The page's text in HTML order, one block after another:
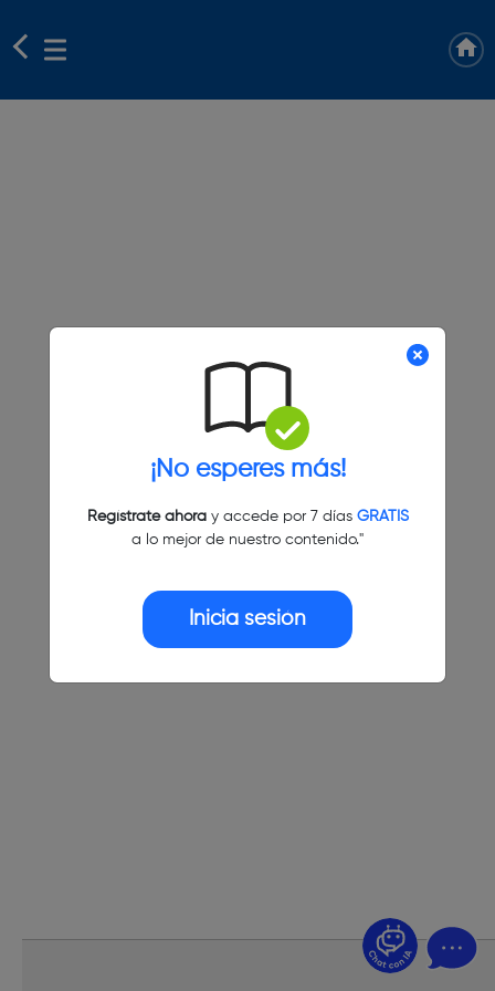
¡No esperes más!
Regístrate ahoray accede por 7 días GRATIS
a lo mejor de nuestro contenido."
Inicia sesión